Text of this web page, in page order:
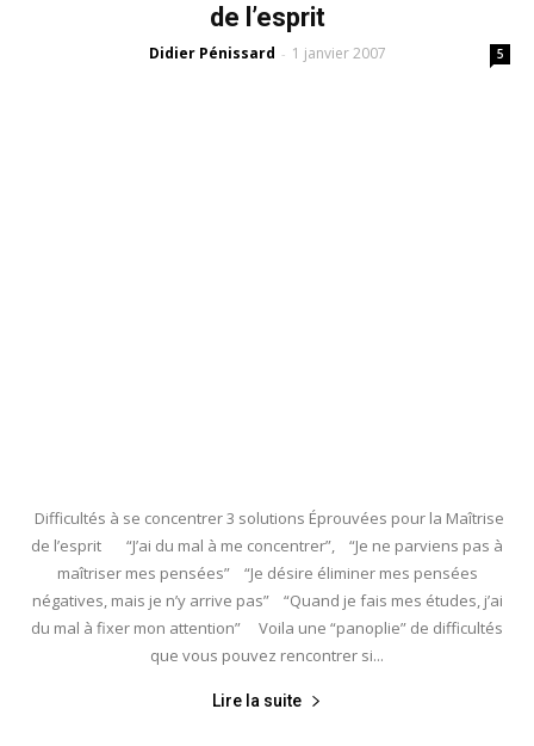
de l’esprit
Didier Pénissard - 1 janvier 2007 5
Difficultés à se concentrer 3 solutions Éprouvées pour la Maîtrise
de l’esprit “J’ai du mal à me concentrer”, “Je ne parviens pas à
maîtriser mes pensées” “Je désire éliminer mes pensées
négatives, mais je n’y arrive pas” “Quand je fais mes études, j’ai
du mal à fixer mon attention” Voila une “panoplie” de difficultés
que vous pouvez rencontrer si...
Lire la suite